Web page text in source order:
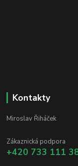
Kontakty
Miroslav Řiháček
Zákaznická podpora
+420 733 111